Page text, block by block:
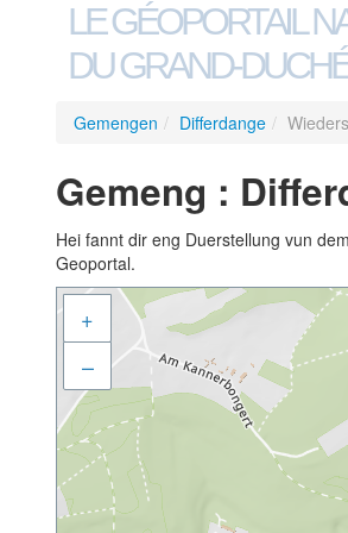
LE GÉOPORTAIL
DU GRAND-
Gemengen / Differdange /
Gemeng :
Hei fannt dir eng Duerstellung vun
Geoportal.
+
–